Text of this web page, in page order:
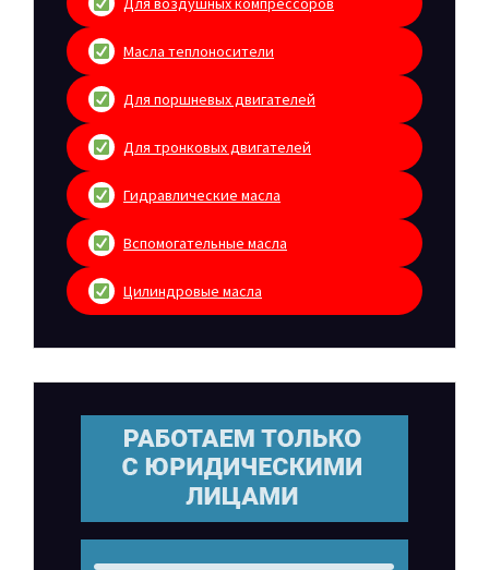
Масла теплоносители
Для поршневых двигателей
Для тронковых двигателей
Гидравлические масла
Вспомогательные масла
Цилиндровые масла